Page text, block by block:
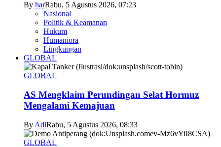
By harRabu, 5 Agustus 2026, 07:23
Nasional
Politik & Keamanan
Hukum
Humaniora
Lingkungan
GLOBAL
GLOBAL
AS Mengklaim Perundingan Selat Hormuz
Mengalami Kemajuan
By AdiRabu, 5 Agustus 2026, 08:33
GLOBAL